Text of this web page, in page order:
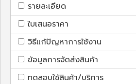
รายละเอียด
ใบเสนอราคา
วิธีแก้ปัญหาการใช้งาน
ข้อมูลการจัดส่งสินค้า
ทดสอบใช้สินค้า/บริการ